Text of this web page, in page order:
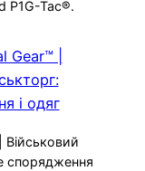
P1G-Tac®.
Військовий
спорядження